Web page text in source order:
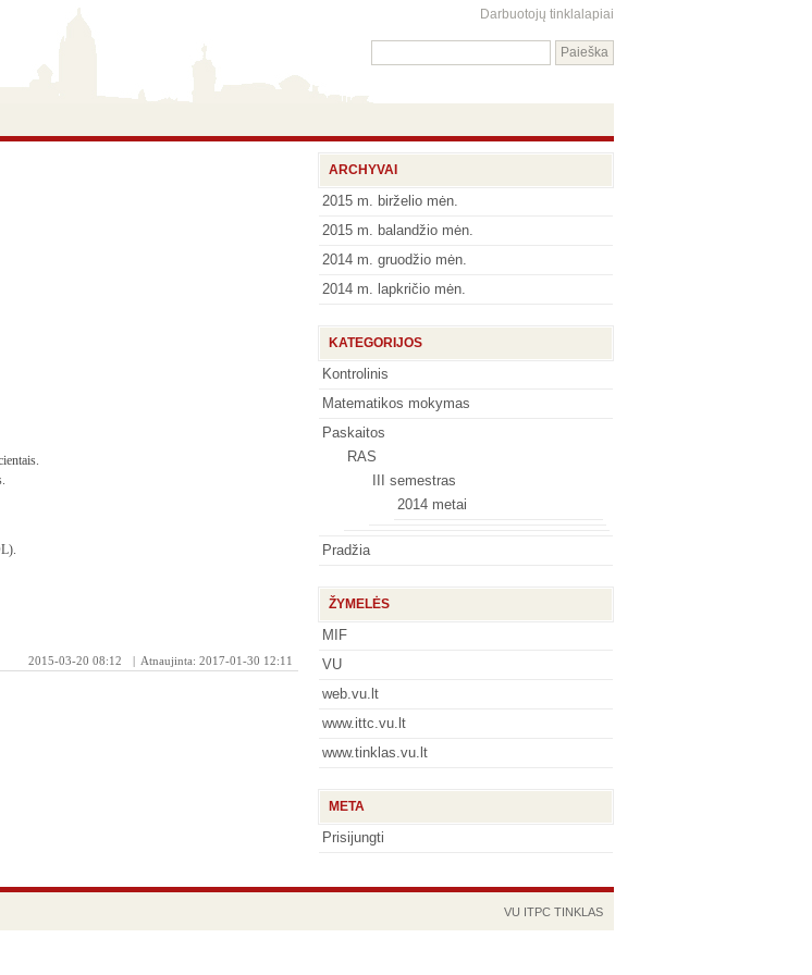
Darbuotojų tinklalapiai
| Atnaujinta: 2017-01-30 12:11
2015-03-20 08:12
ARCHYVAI
2015 m. birželio mėn.
2015 m. balandžio mėn.
2014 m. gruodžio mėn.
2014 m. lapkričio mėn.
KATEGORIJOS
Kontrolinis
Matematikos mokymas
Paskaitos
RAS
III semestras
2014 metai
Pradžia
ŽYMELĖS
MIF
VU
web.vu.lt
www.ittc.vu.lt
www.tinklas.vu.lt
META
Prisijungti
VU ITPC TINKLAS